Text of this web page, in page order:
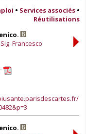
• Services associés •
Réutilisations
Francesco